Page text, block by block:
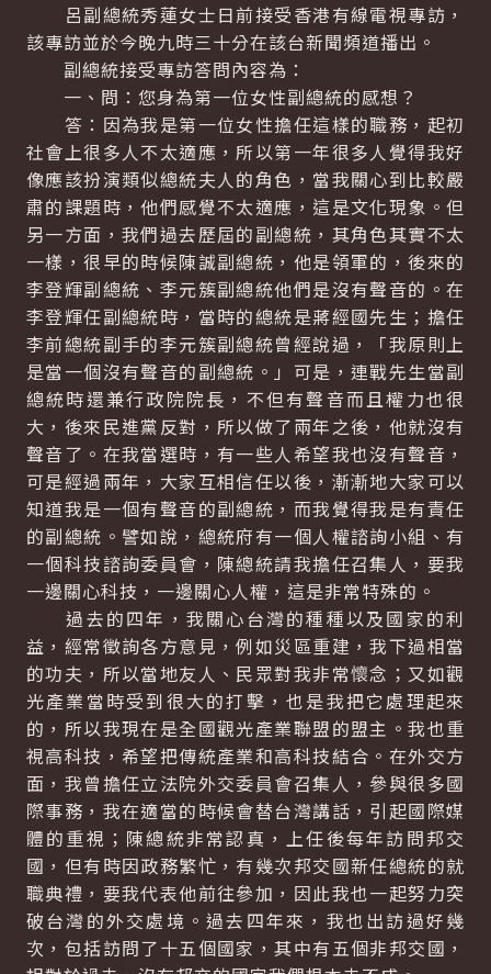
呂副總統秀蓮女士日前接受香港有線電視專訪，
該專訪並於今晚九時三十分在該台新聞頻道播出。
副總統接受專訪答問內容為：
一、問：您身為第一位女性副總統的感想？
答：因為我是第一位女性擔任這樣的職務，起初
社會上很多人不太適應，所以第一年很多人覺得我好
像應該扮演類似總統夫人的角色，當我關心到比較嚴
肅的課題時，他們感覺不太適應，這是文化現象。但
另一方面，我們過去歷屆的副總統，其角色其實不太
一樣，很早的時候陳誠副總統，他是領軍的，後來的
李登輝副總統、李元簇副總統他們是沒有聲音的。在
李登輝任副總統時，當時的總統是蔣經國先生；擔任
李前總統副手的李元簇副總統曾經說過，「我原則上
是當一個沒有聲音的副總統。」可是，連戰先生當副
總統時還兼行政院院長，不但有聲音而且權力也很
大，後來民進黨反對，所以做了兩年之後，他就沒有
聲音了。在我當選時，有一些人希望我也沒有聲音，
可是經過兩年，大家互相信任以後，漸漸地大家可以
知道我是一個有聲音的副總統，而我覺得我是有責任
的副總統。譬如說，總統府有一個人權諮詢小組、有
一個科技諮詢委員會，陳總統請我擔任召集人，要我
一邊關心科技，一邊關心人權，這是非常特殊的。
過去的四年，我關心台灣的種種以及國家的利
益，經常徵詢各方意見，例如災區重建，我下過相當
的功夫，所以當地友人、民眾對我非常懷念；又如觀
光產業當時受到很大的打擊，也是我把它處理起來
的，所以我現在是全國觀光產業聯盟的盟主。我也重
視高科技，希望把傳統產業和高科技結合。在外交方
面，我曾擔任立法院外交委員會召集人，參與很多國
際事務，我在適當的時候會替台灣講話，引起國際媒
體的重視；陳總統非常認真，上任後每年訪問邦交
國，但有時因政務繁忙，有幾次邦交國新任總統的就
職典禮，要我代表他前往參加，因此我也一起努力突
破台灣的外交處境。過去四年來，我也出訪過好幾
次，包括訪問了十五個國家，其中有五個非邦交國，